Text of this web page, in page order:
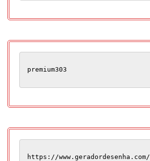
premium303
https://www.geradordesenha.com/